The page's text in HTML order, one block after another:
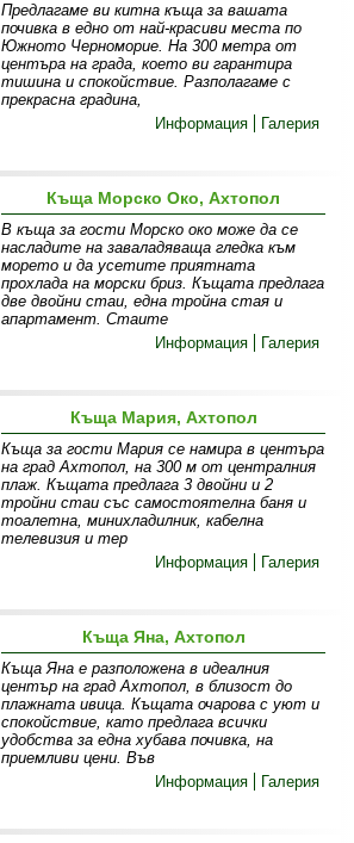
Предлагаме ви китна къща за вашата
почивка в едно от най-красиви места по
Южното Черноморие. На 300 метра от
центъра на града, което ви гарантира
тишина и спокойствие. Разполагаме с
прекрасна градина,
Информация
Галерия
Къща Морско Око, Ахтопол
В къща за гости Морско око може да се
насладите на заваладяваща гледка към
морето и да усетите приятната
прохлада на морски бриз. Къщата предлага
две двойни стаи, една тройна стая и
апартамент. Стаите
Информация
Галерия
Къща Мария, Ахтопол
Къща за гости Мария се намира в центъра
на град Ахтопол, на 300 м от централния
плаж. Къщата предлага 3 двойни и 2
тройни стаи със самостоятелна баня и
тоалетна, минихладилник, кабелна
телевизия и тер
Информация
Галерия
Къща Яна, Ахтопол
Къща Яна е разположена в идеалния
център на град Ахтопол, в близост до
плажната ивица. Къщата очарова с уют и
спокойствие, като предлага всички
удобства за една хубава почивка, на
приемливи цени. Във
Информация
Галерия